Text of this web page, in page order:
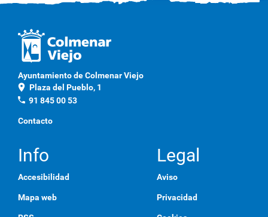
Ayuntamiento de Colmenar Viejo
location_on Plaza del Pueblo, 1
phone 91 845 00 53
Contacto
Info
Accesibilidad
Mapa web
Legal
Aviso
Privacidad